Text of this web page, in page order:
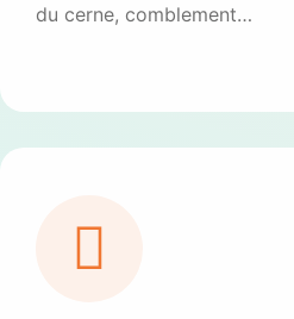
du cerne, comblement…